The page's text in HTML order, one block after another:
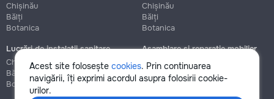
Acest site folosește cookies. Prin continuarea
navigării, îți exprimi acordul asupra folosirii cookie-
urilor.
Chișinău
Bălți
Botanica
Chișinău
Bălți
Botanica
Lucrări de instalații sanitare
Chișinău
Bălți
Botanica
Asamblare și reparație mobilier
Chișinău
Botanica